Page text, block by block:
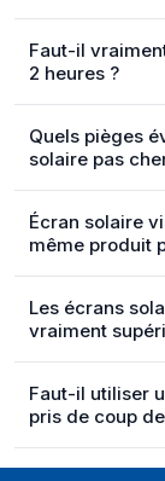
Faut-il
2 heures ?
Quels pièges
solaire pas
Écran solaire
même produit
Les écrans
vraiment
Faut-il utiliser
pris de coup